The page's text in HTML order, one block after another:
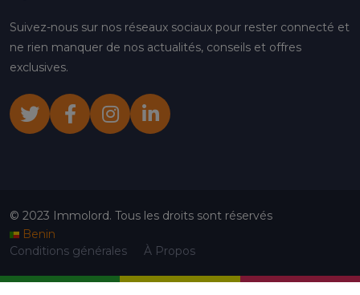
Suivez-nous sur nos réseaux sociaux pour rester connecté et
ne rien manquer de nos actualités, conseils et offres
exclusives.
© 2023 Immolord. Tous les droits sont réservés
Benin
Conditions générales
À Propos